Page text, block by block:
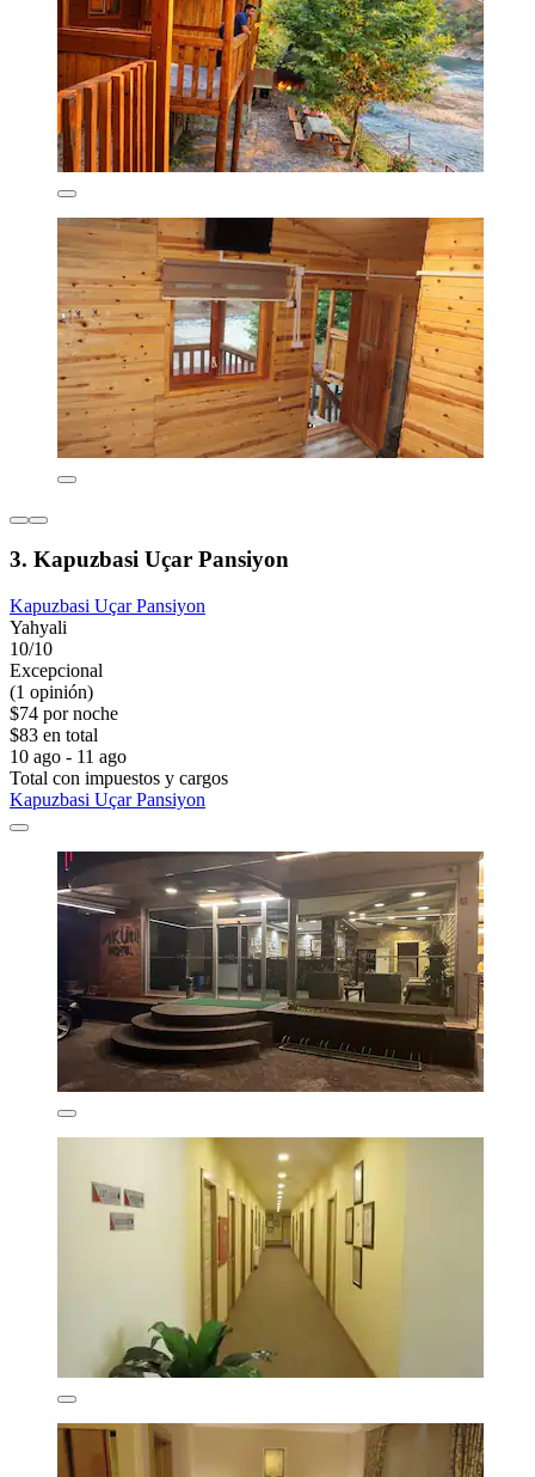
3. Kapuzbasi Uçar Pansiyon
Kapuzbasi Uçar Pansiyon
Yahyali
10/10
Excepcional
(1 opinión)
$74 por noche
$83 en total
10 ago - 11 ago
Total con impuestos y cargos
Kapuzbasi Uçar Pansiyon